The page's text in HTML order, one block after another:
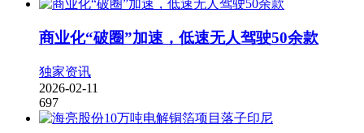
商业化“破圈”加速，低速无人驾驶50余款
独家资讯
2026-02-11
697